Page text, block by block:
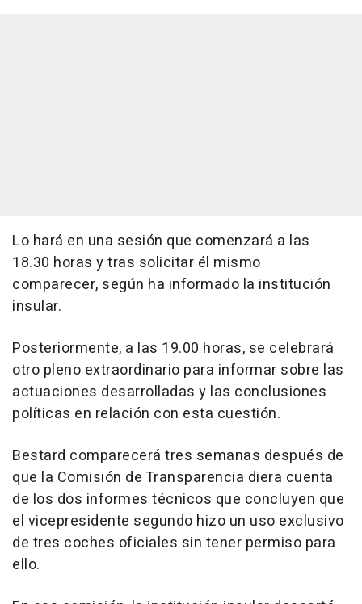
Lo hará en una sesión que comenzará a las
18.30 horas y tras solicitar él mismo
comparecer, según ha informado la institución
insular.
Posteriormente, a las 19.00 horas, se celebrará
otro pleno extraordinario para informar sobre las
actuaciones desarrolladas y las conclusiones
políticas en relación con esta cuestión.
Bestard comparecerá tres semanas después de
que la Comisión de Transparencia diera cuenta
de los dos informes técnicos que concluyen que
el vicepresidente segundo hizo un uso exclusivo
de tres coches oficiales sin tener permiso para
ello.